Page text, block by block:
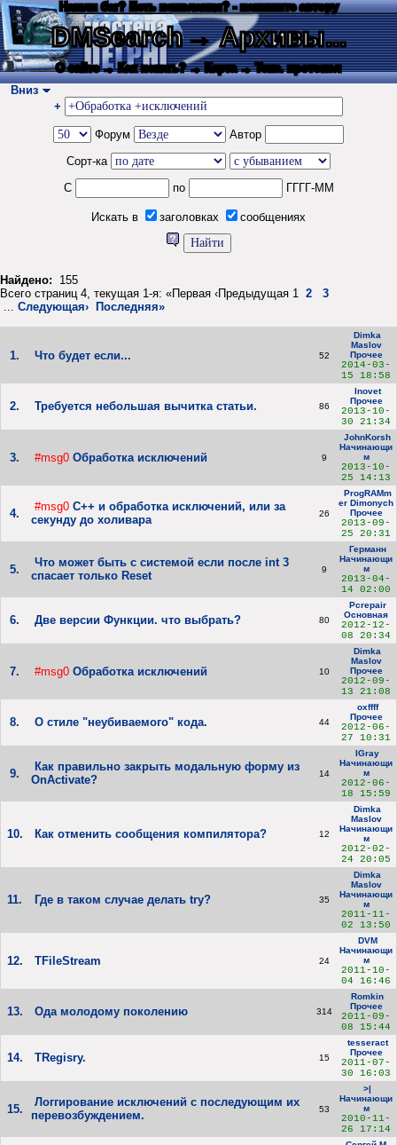
Нашли баг? Есть пожелания? - напишите автору
DMSearch→ Архивы...
О сайте → Как искать? → Карта → Текс. протокол
Вниз
+
Форум
Автор
Сорт-ка
С
по ГГГГ-ММ
Искать в заголовках сообщениях
Найдено: 155
Всего страниц 4, текущая 1-я: «Первая ‹Предыдущая 1 2
3
... Следующая› Последняя»
1. Что будет если... 52
Dimka
Maslov
Прочее
2014-03-
15 18:58
2. Требуется небольшая вычитка статьи. 86
Inovet
Прочее
2013-10-
30 21:34
3. #msg0 Обработка исключений 9
JohnKorsh
Начинающи
м
2013-10-
25 14:13
4.
#msg0 C++ и обработка исключений, или за
секунду до холивара
26
ProgRAMm
er Dimonych
Прочее
2013-09-
25 20:31
5.
Что может быть с системой если после int 3
спасает только Reset
9
Германн
Начинающи
м
2013-04-
14 02:00
6. Две версии Функции. что выбрать? 80
Pcrepair
Основная
2012-12-
08 20:34
7. #msg0 Обработка исключений 10
Dimka
Maslov
Прочее
2012-09-
13 21:08
8. О стиле "неубиваемого" кода. 44
oxffff
Прочее
2012-06-
27 10:31
9.
Как правильно закрыть модальную форму из
OnActivate?
14
IGray
Начинающи
м
2012-06-
18 15:59
10. Как отменить сообщения компилятора? 12
Dimka
Maslov
Начинающи
м
2012-02-
24 20:05
11. Где в таком случае делать try? 35
Dimka
Maslov
Начинающи
м
2011-11-
02 13:50
12. TFileStream 24
DVM
Начинающи
м
2011-10-
04 16:46
13. Ода молодому поколению 314
Romkin
Прочее
2011-09-
08 15:44
14. TRegisry. 15
tesseract
Прочее
2011-07-
30 16:03
15.
Логгирование исключений с последующим их
перевозбуждением.
53
>|
Начинающи
м
2010-11-
26 17:14